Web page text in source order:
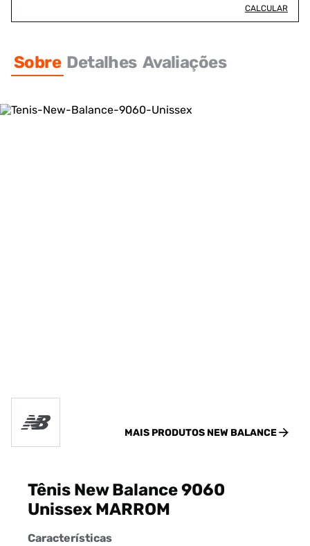
CALCULAR
Sobre Detalhes Avaliações
MAIS PRODUTOS NEW BALANCE
Tênis New Balance 9060
Unissex MARROM
Características